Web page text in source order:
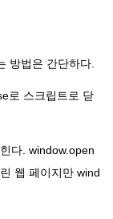
방법은 간단하다.
로 스크립트로 닫
다. window.open
웹 페이지만 wind